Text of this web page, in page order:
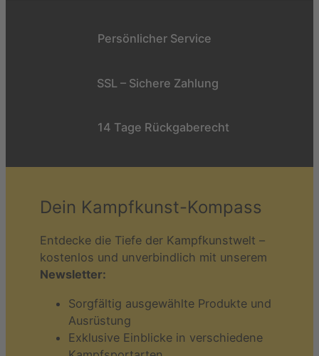
Persönlicher Service
SSL – Sichere Zahlung
14 Tage Rückgaberecht
Dein Kampfkunst-Kompass
Entdecke die Tiefe der Kampfkunstwelt –
kostenlos und unverbindlich mit unserem
Newsletter:
Sorgfältig ausgewählte Produkte und
Ausrüstung
Exklusive Einblicke in verschiedene